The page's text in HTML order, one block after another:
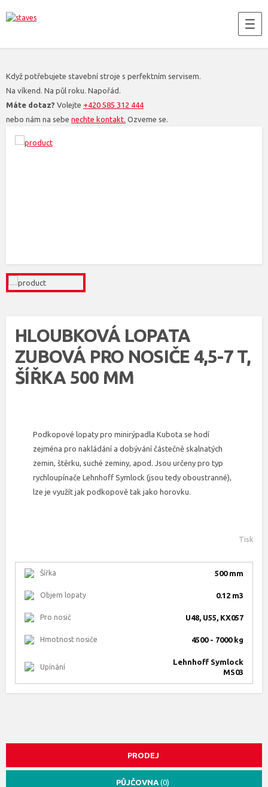
Když potřebujete stavební stroje s perfektním servisem.
Na víkend. Na půl roku. Napořád.
Máte dotaz? Volejte +420 585 312 444
nebo nám na sebe nechte kontakt. Ozveme se.
HLOUBKOVÁ LOPATA
ZUBOVÁ PRO NOSIČE 4,5-7 T,
ŠÍŘKA 500 MM
Podkopové lopaty pro minirýpadla Kubota se hodí
zejména pro nakládání a dobývání částečně skalnatých
zemin, štěrku, suché zeminy, apod. Jsou určeny pro typ
rychloupínače Lehnhoff Symlock (jsou tedy oboustranné),
lze je využít jak podkopově tak jako horovku.
Tisk
Šířka 500 mm
Objem lopaty 0.12 m3
Pro nosič U48, U55, KX057
Hmotnost nosiče 4500 - 7000 kg
Upínání
Lehnhoff Symlock
MS03
PRODEJ
PŮJČOVNA (0)